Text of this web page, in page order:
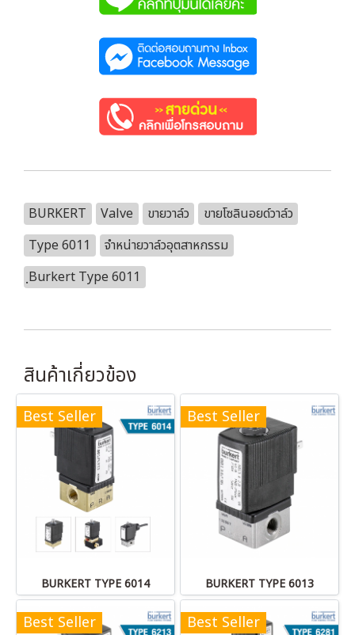
BURKERT Valve ขายวาล์ว
ขายโซลินอยด์วาล์ว
Type 6011
จำหน่ายวาล์วอุตสาหกรรม
ฺBurkert Type 6011
สินค้าเกี่ยวข้อง
Best Seller
BURKERT TYPE 6014
Best Seller
BURKERT TYPE 6013
Best Seller Best Seller